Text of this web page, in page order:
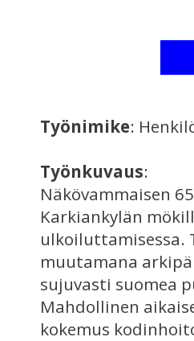
Työnimike:
Työnkuvaus:
Näkövammaisen
Karkiankylän
ulkoiluttamisessa.
muutamana
sujuvasti suomea
Mahdollinen
kokemus